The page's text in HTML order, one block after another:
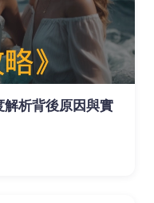
析背後原因與實